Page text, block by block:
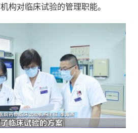
构对临床试验的管理职能。